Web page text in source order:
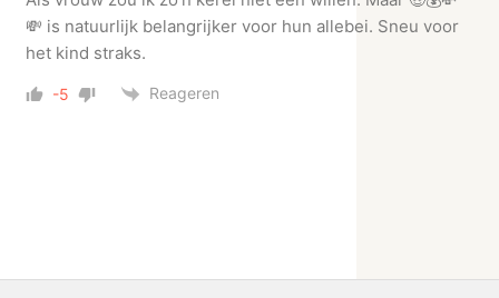
💸 is natuurlijk belangrijker voor hun allebei. Sneu voor
het kind straks.
-5 Reageren